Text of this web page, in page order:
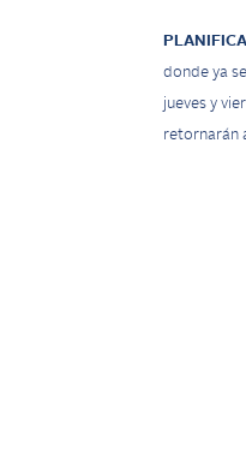
donde ya
jueves y
retornarán